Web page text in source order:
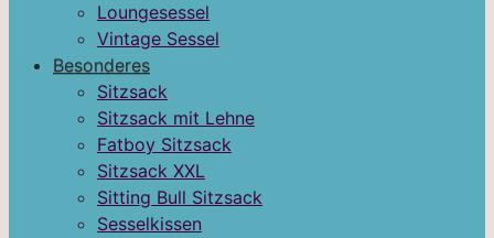
Loungesessel
Vintage Sessel
Besonderes
Sitzsack
Sitzsack mit Lehne
Fatboy Sitzsack
Sitzsack XXL
Sitting Bull Sitzsack
Sesselkissen